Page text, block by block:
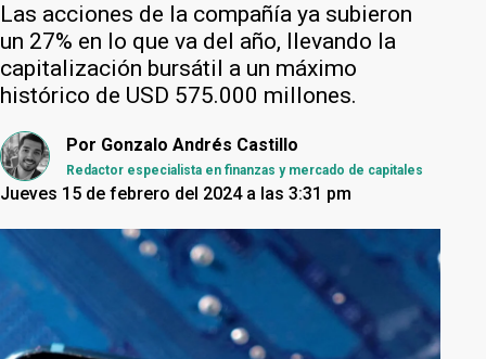
Las acciones de la compañía ya subieron
un 27% en lo que va del año, llevando la
capitalización bursátil a un máximo
histórico de USD 575.000 millones.
Por Gonzalo Andrés Castillo
Redactor especialista en finanzas y mercado de capitales
Jueves 15 de febrero del 2024 a las 3:31 pm